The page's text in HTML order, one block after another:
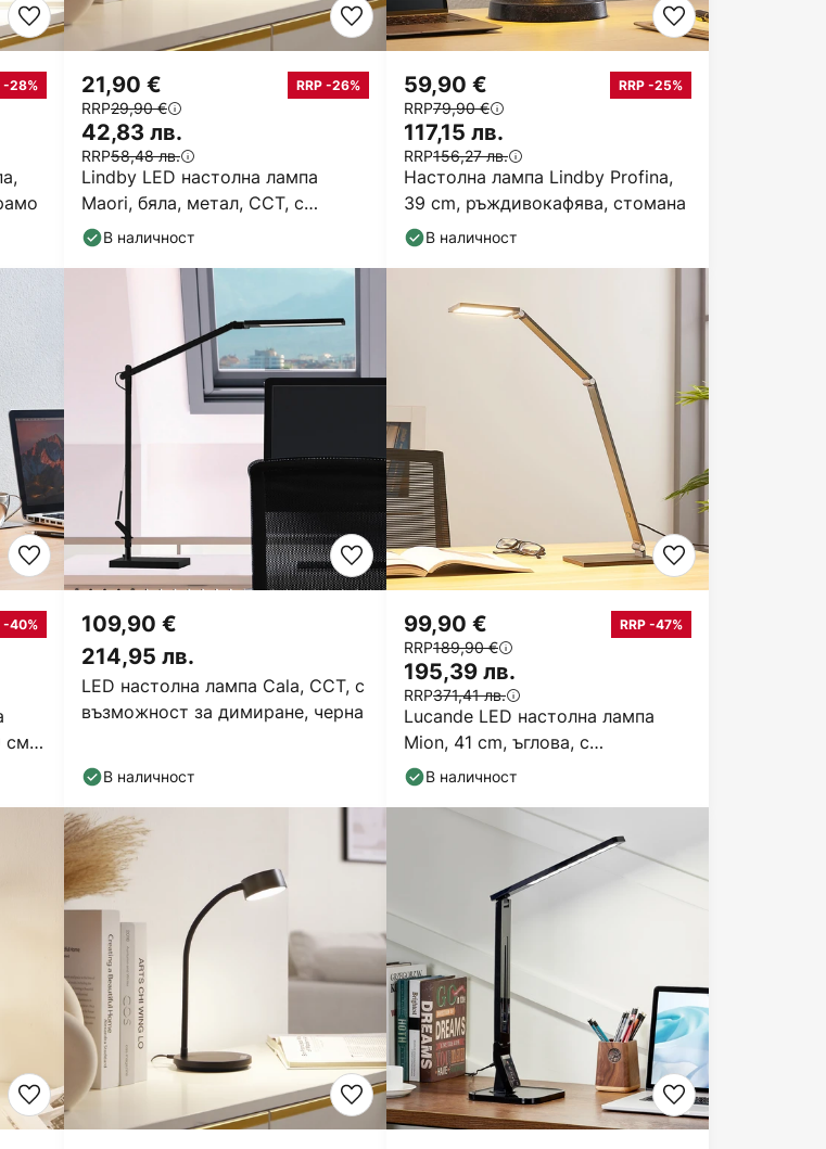
-28%
Lindby LED настолна лампа
Maori, бяла, метал, CCT, с
регулиране на яркостта
21,90 € RRP -26%
RRP29,90 €
42,83 лв.
RRP58,48 лв.
В наличност
Настолна лампа Lindby Profina,
39 cm, ръждивокафява, стомана
59,90 € RRP -25%
RRP79,90 €
117,15 лв.
RRP156,27 лв.
В наличност
см,
-40%
LED настолна лампа Cala, CCT, с
възможност за димиране, черна
109,90 €
214,95 лв.
В наличност
Lucande LED настолна лампа
Mion, 41 cm, ъглова, с
възможност за димиране
99,90 € RRP -47%
RRP189,90 €
195,39 лв.
RRP371,41 лв.
В наличност